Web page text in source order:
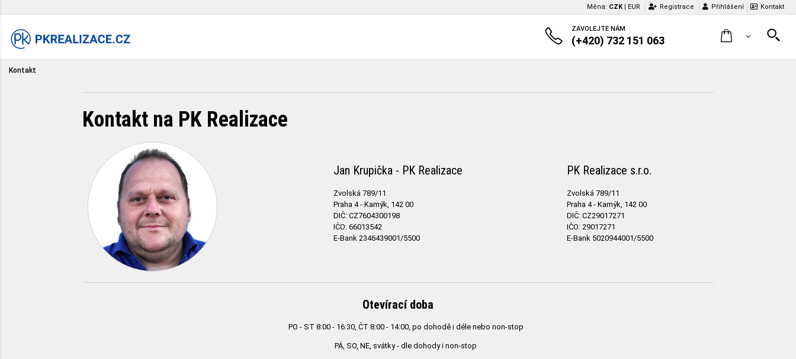
Měna: CZK | EUR Registrace Přihlášení Kontakt
ZAVOLEJTE NÁM
(+420) 732 151 063
Kontakt
Kontakt na PK Realizace
Jan Krupička - PK Realizace
Zvolská 789/11
Praha 4 - Kamýk, 142 00
DIČ: CZ7604300198
IČO: 66013542
E-Bank 2346439001/5500
PK Realizace s.r.o.
Zvolská 789/11
Praha 4 - Kamýk, 142 00
DIČ: CZ29017271
IČO: 29017271
E-Bank 5020944001/5500
Otevírací doba
PO - ST 8:00 - 16:30, ČT 8:00 - 14:00, po dohodě i déle nebo non-stop
PÁ, SO, NE, svátky - dle dohody i non-stop